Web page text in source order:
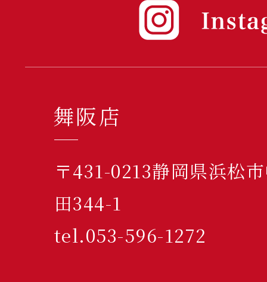
舞阪店
〒431-0213静岡県浜松
田344-1
tel.053-596-1272